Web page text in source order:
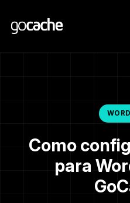
Como
para